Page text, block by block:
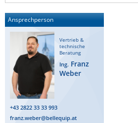
PatchSee
Power Kingdom
Poynting
Raritan
Riello UPS
Server Technology
Siretta
SIRIO Antenne
Ansprechperson
Vertrieb &
technische
Beratung
Ing. Franz
Weber
+43 2822 33 33 993
franz.weber@bellequip.at